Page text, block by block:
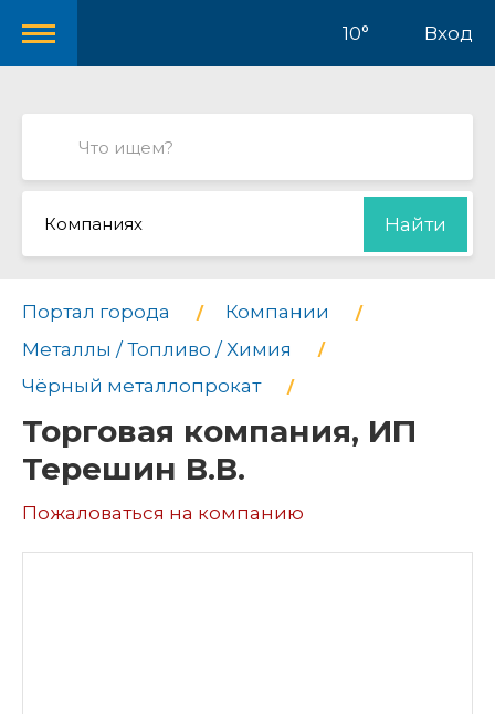
10° Вход
Компаниях Найти
Портал города
Компании
Металлы / Топливо / Химия
Чёрный металлопрокат
Торговая компания, ИП
Терешин В.В.
Пожаловаться на компанию